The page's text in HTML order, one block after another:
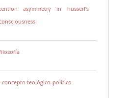
asymmetry in husserl’s
concepto teológico-político